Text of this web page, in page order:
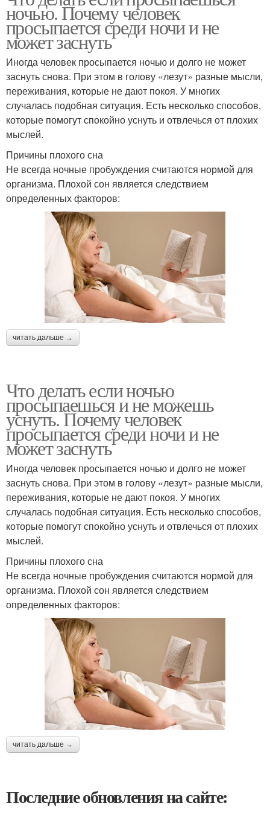
ночью. Почему человек
просыпается среди ночи и не
может заснуть
Иногда человек просыпается ночью и долго не может
заснуть снова. При этом в голову «лезут» разные мысли,
переживания, которые не дают покоя. У многих
случалась подобная ситуация. Есть несколько способов,
которые помогут спокойно уснуть и отвлечься от плохих
мыслей.
Причины плохого сна
Не всегда ночные пробуждения считаются нормой для
организма. Плохой сон является следствием
определенных факторов:
читать дальше →
Что делать если ночью
просыпаешься и не можешь
уснуть. Почему человек
просыпается среди ночи и не
может заснуть
Иногда человек просыпается ночью и долго не может
заснуть снова. При этом в голову «лезут» разные мысли,
переживания, которые не дают покоя. У многих
случалась подобная ситуация. Есть несколько способов,
которые помогут спокойно уснуть и отвлечься от плохих
мыслей.
Причины плохого сна
Не всегда ночные пробуждения считаются нормой для
организма. Плохой сон является следствием
определенных факторов:
читать дальше →
Последние обновления на сайте: